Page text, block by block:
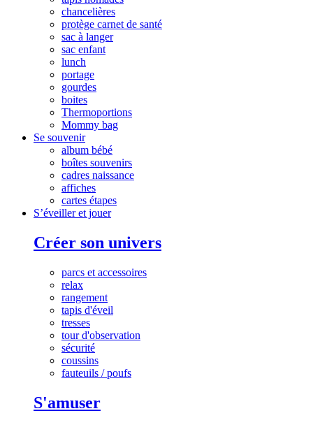
chancelières
protège carnet de santé
sac à langer
sac enfant
lunch
portage
gourdes
boites
Thermoportions
Mommy bag
Se souvenir
album bébé
boîtes souvenirs
cadres naissance
affiches
cartes étapes
S’éveiller et jouer
Créer son univers
parcs et accessoires
relax
rangement
tapis d'éveil
tresses
tour d'observation
sécurité
coussins
fauteuils / poufs
S'amuser